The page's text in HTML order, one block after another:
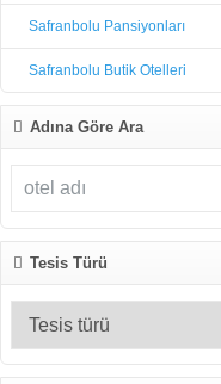
Safranbolu Pansiyonları
Safranbolu Butik Otelleri
Adına Göre Ara
Tesis Türü